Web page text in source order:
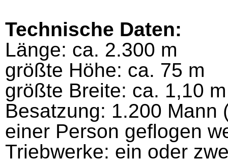
Technische Daten:
Länge: ca. 2.300 m
größte Höhe: ca. 75 m
größte Breite: ca. 1,10 m
Besatzung: 1.200 Mann
einer Person geflogen
Triebwerke: ein oder